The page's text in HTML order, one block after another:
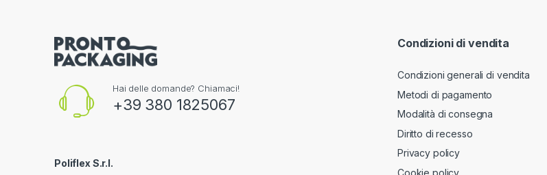
Hai delle domande? Chiamaci!
+39 380 1825067
Poliflex S.r.l.
Condizioni di vendita
Condizioni generali di vendita
Metodi di pagamento
Modalità di consegna
Diritto di recesso
Privacy policy
Cookie policy